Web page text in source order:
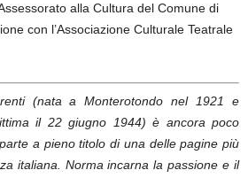
alla Cultura del Comune di
con l’Associazione Culturale Teatrale
(nata a Monterotondo nel 1921 e
il 22 giugno 1944) è ancora poco
a pieno titolo di una delle pagine più
italiana. Norma incarna la passione e il